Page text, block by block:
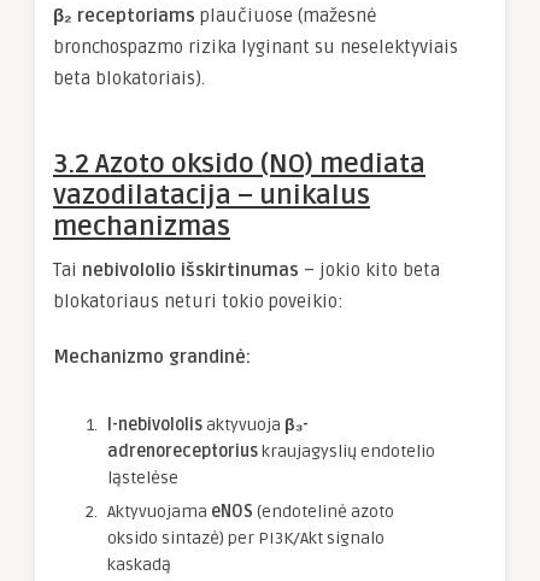
β₂ receptoriams plaučiuose (mažesnė
bronchospazmo rizika lyginant su neselektyviais
beta blokatoriais).
3.2 Azoto oksido (NO) mediata
vazodilatacija – unikalus
mechanizmas
Tai nebivololio išskirtinumas – jokio kito beta
blokatoriaus neturi tokio poveikio:
Mechanizmo grandinė:
l-nebivololisaktyvuoja β₃-
adrenoreceptoriuskraujagyslių endotelio
ląstelėse
Aktyvuojama eNOS (endotelinė azoto
oksido sintazė) per PI3K/Akt signalo
kaskadą